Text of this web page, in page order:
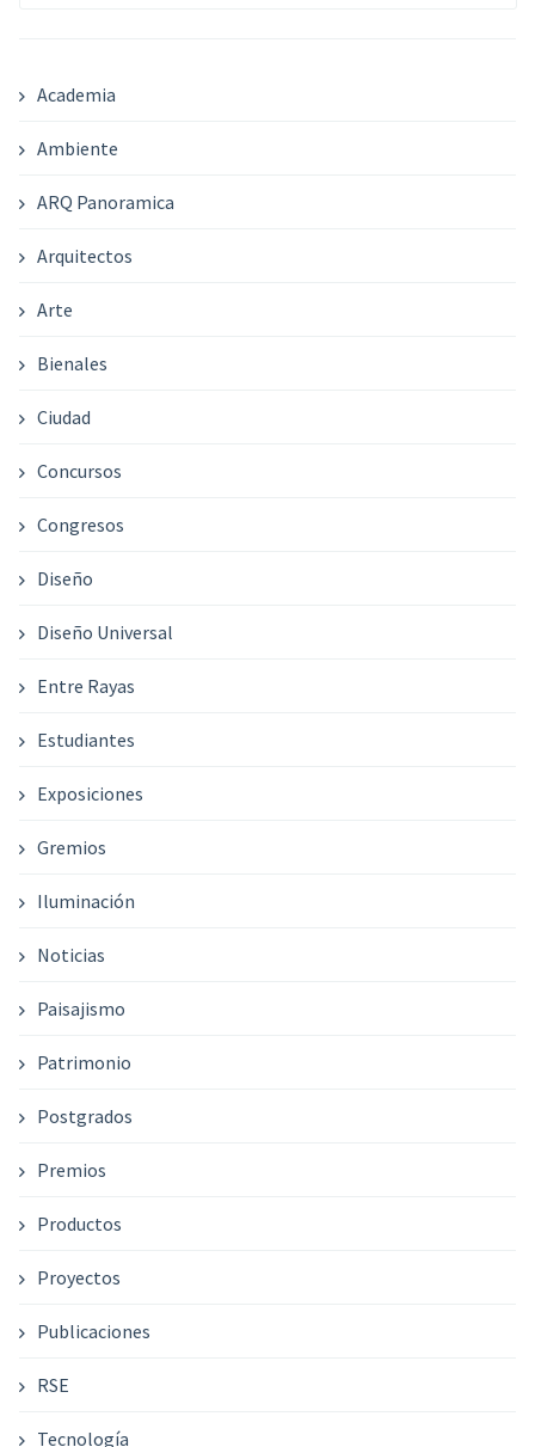
Academia
Ambiente
ARQ Panoramica
Arquitectos
Arte
Bienales
Ciudad
Concursos
Congresos
Diseño
Diseño Universal
Entre Rayas
Estudiantes
Exposiciones
Gremios
Iluminación
Noticias
Paisajismo
Patrimonio
Postgrados
Premios
Productos
Proyectos
Publicaciones
RSE
Tecnología